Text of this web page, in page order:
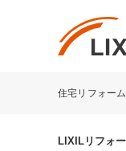
住宅リフォー
LIXILリフォ